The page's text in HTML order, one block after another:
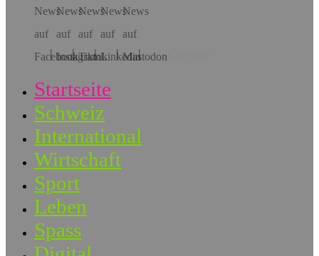
Hol dir die App!
Startseite
Schweiz
International
Wirtschaft
Sport
Leben
Spass